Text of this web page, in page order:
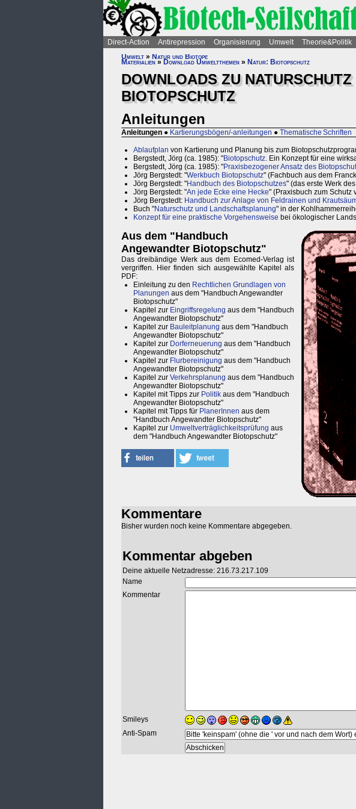
Direct-Action Antirepression Organisierung Umwelt Theorie&Politik
Umwelt » Natur und Biotope
Materialien » Download Umweltthemen » Natur: Biotopschutz
DOWNLOADS ZU
BIOTOPSCHUTZ
Anleitungen
Anleitungen ● Kartierungsbögen/-anleitungen ● Thematische Schriften
Ablaufplan von Kartierung und Planung bis zum
Bergstedt, Jörg (ca. 1985): "Biotopschutz. Ein Konzept für eine
Bergstedt, Jörg (ca. 1985): "Praxisbezogener Ansatz des
Jörg Bergstedt: "Werkbuch Biotopschutz" (Fachbuch aus dem
Jörg Bergstedt: "Handbuch des Biotopschutzes" (das erste Werk
Jörg Bergstedt: "An jede Ecke eine Hecke" (Praxisbuch zum Schutz
Jörg Bergstedt: Handbuch zur Anlage von Feldrainen und
Buch "Naturschutz und Landschaftsplanung" in der
Konzept für eine praktische Vorgehensweise bei ökologischer
Aus dem "Handbuch
Angewandter Biotopschutz"
Das dreibändige Werk aus dem Ecomed-Verlag ist
vergriffen. Hier finden sich ausgewählte Kapitel als
PDF:
Einleitung zu den Rechtlichen Grundlagen von
Planungen aus dem "Handbuch Angewandter
Biotopschutz"
Kapitel zur Eingriffsregelung aus dem "Handbuch
Angewandter Biotopschutz"
Kapitel zur Bauleitplanung aus dem "Handbuch
Angewandter Biotopschutz"
Kapitel zur Dorferneuerung aus dem "Handbuch
Angewandter Biotopschutz"
Kapitel zur Flurbereinigung aus dem "Handbuch
Angewandter Biotopschutz"
Kapitel zur Verkehrsplanung aus dem "Handbuch
Angewandter Biotopschutz"
Kapitel mit Tipps zur Politik aus dem "Handbuch
Angewandter Biotopschutz"
Kapitel mit Tipps für PlanerInnen aus dem
"Handbuch Angewandter Biotopschutz"
Kapitel zur Umweltverträglichkeitsprüfung aus
dem "Handbuch Angewandter Biotopschutz"
Kommentare
Bisher wurden noch keine Kommentare abgegeben.
Kommentar abgeben
Deine aktuelle Netzadresse: 216.73.217.109
Name
Kommentar
Smileys
Anti-Spam